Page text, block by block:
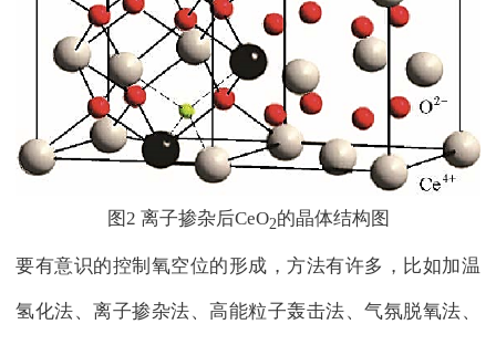
图2 离子掺杂后CeO2的晶体结构图
要有意识的控制氧空位的形成，方法有许多，比如加温
氢化法、离子掺杂法、高能粒子轰击法、气氛脱氧法、